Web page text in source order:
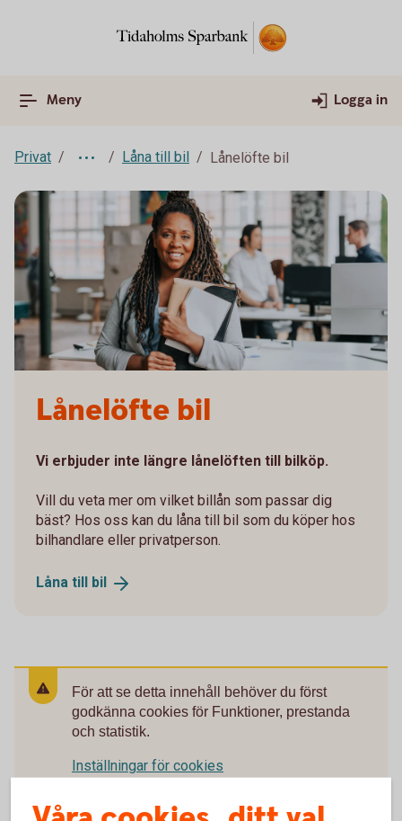
Meny Logga in
Privat Låna till bil Lånelöfte bil
Lånelöfte bil
Vi erbjuder inte längre lånelöften till bilköp.
Vill du veta mer om vilket billån som passar dig
bäst? Hos oss kan du låna till bil som du köper hos
bilhandlare eller privatperson.
Låna till bil
För att se detta innehåll behöver du först
godkänna cookies för Funktioner, prestanda
och statistik.
Inställningar för cookies